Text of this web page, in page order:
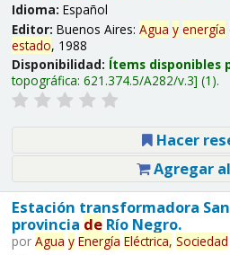
Idioma: Español
Editor: Buenos Aires: Agua y energía
estado, 1988
Disponibilidad: Ítems disponibles
topográfica: 621.374.5/A282/v.3 (1).
Hacer
Agregar
Estación transformadora
provincia deRío Negro.
por Agua y Energía Eléctrica, Sociedad